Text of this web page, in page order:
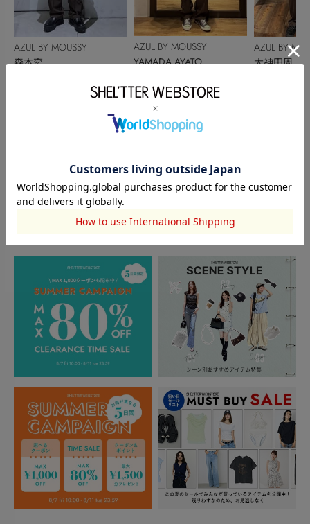
AZUL BY MOUSSY
森本恋
AZUL BY MOUSSY
YAMADA AYATO
AZUL BY
大神田周
このアイテムを見た人がチェックしている商品
閲覧中カテゴリーのランキング
TOPICS